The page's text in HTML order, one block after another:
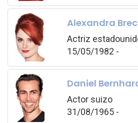
Alexandra
Actriz
15/05/1982 -
Daniel
Actor suizo
31/08/1965 -